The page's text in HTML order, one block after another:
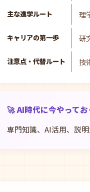
主な進学ルート 理
キャリアの第一歩 研
注意点・代替ルート 技
🚀 AI時代に今やってお
専門知識、AI活用、説